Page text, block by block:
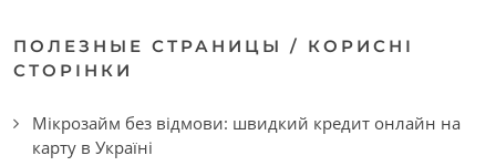
ПОЛЕЗНЫЕ СТРАНИЦЫ / КОРИСНІ
СТОРІНКИ
Мікрозайм без відмови: швидкий кредит онлайн на
карту в Україні